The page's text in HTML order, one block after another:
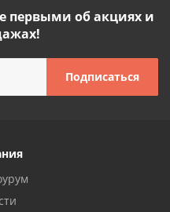
первыми об акциях и